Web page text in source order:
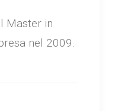
Master in
nel 2009.